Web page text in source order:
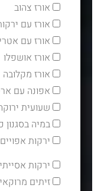
אורז צהוב
אורז עם
אורז עם
אורז אושפלו
אורז מקלובה
אפונה עם
שעועית
במיה בסגנון
ירקות
ירקות
זיתים